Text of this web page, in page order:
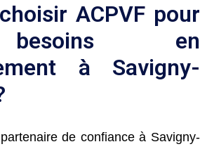
ACPVF pour
en
à Savigny-
de confiance à Savigny-